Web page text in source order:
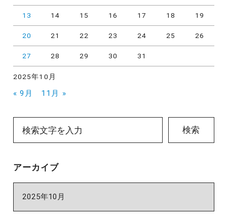
2025年10月
13 14 15 16 17 18 19
20 21 22 23 24 25 26
27 28 29 30 31
« 9月 11月 »
検索
アーカイブ